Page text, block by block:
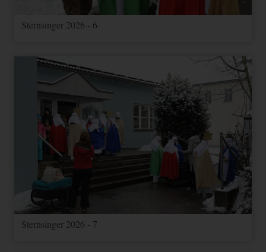
Sternsinger 2026 - 6
Sternsinger 2026 - 7